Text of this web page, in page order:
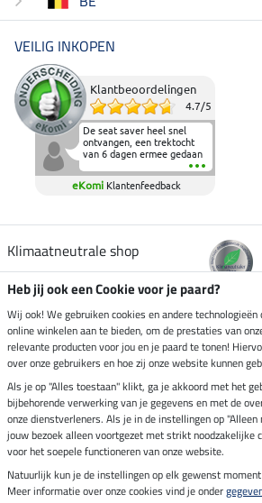
VEILIG INKOPEN
Klantbeoordelingen
4.7/5
De seat saver heel snel
ontvangen, een trektocht
van 6 dagen ermee gedaan
en deze heeft de beproeving
fantastisch doorstaan.
Heerlijk zacht om op te
elkaar in het zadel.
eKomi Klantenfeedback
Klimaatneutrale shop
Verzending per
Veilig betalen met
Impressum
Heb jij ook een Cookie voor je paard?
Wij ook! We gebruiken cookies en andere
online winkelen aan te bieden, om de prestaties van
relevante producten voor jou en je paard te tonen!
over onze gebruikers en hoe zij onze website kunnen
Als je op "Alles toestaan" klikt, ga je akkoord met het
bijbehorende verwerking van je gegevens en met de
onze dienstverleners. Als je in de instellingen op
jouw bezoek alleen voortgezet met strikt noodzakelijke
voor het soepele functioneren van onze website.
Natuurlijk kun je de instellingen op elk gewenst
Meer informatie over onze cookies vind je onder